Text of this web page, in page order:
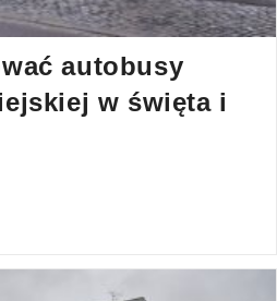
autobusy
w święta i